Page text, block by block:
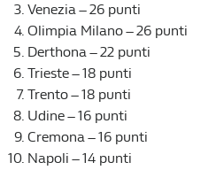
Venezia – 26 punti
Olimpia Milano – 26 punti
Derthona – 22 punti
Trieste – 18 punti
Trento – 18 punti
Udine – 16 punti
Cremona – 16 punti
Napoli – 14 punti